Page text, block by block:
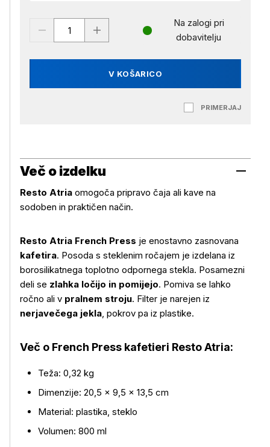
V KOŠARICO
Na zalogi pri
dobavitelju
PRIMERJAJ
Več o izdelku
Resto Atria omogoča pripravo čaja ali kave na
sodoben in praktičen način.
Resto Atria French Press je enostavno zasnovana
kafetira. Posoda s steklenim ročajem je izdelana iz
borosilikatnega toplotno odpornega stekla. Posamezni
deli se zlahka ločijo in pomijejo. Pomiva se lahko
ročno ali v pralnem stroju. Filter je narejen iz
nerjavečega jekla, pokrov pa iz plastike.
Več o French Press kafetieri Resto Atria:
Teža: 0,32 kg
Dimenzije: 20,5 × 9,5 × 13,5 cm
Material: plastika, steklo
Volumen: 800 ml